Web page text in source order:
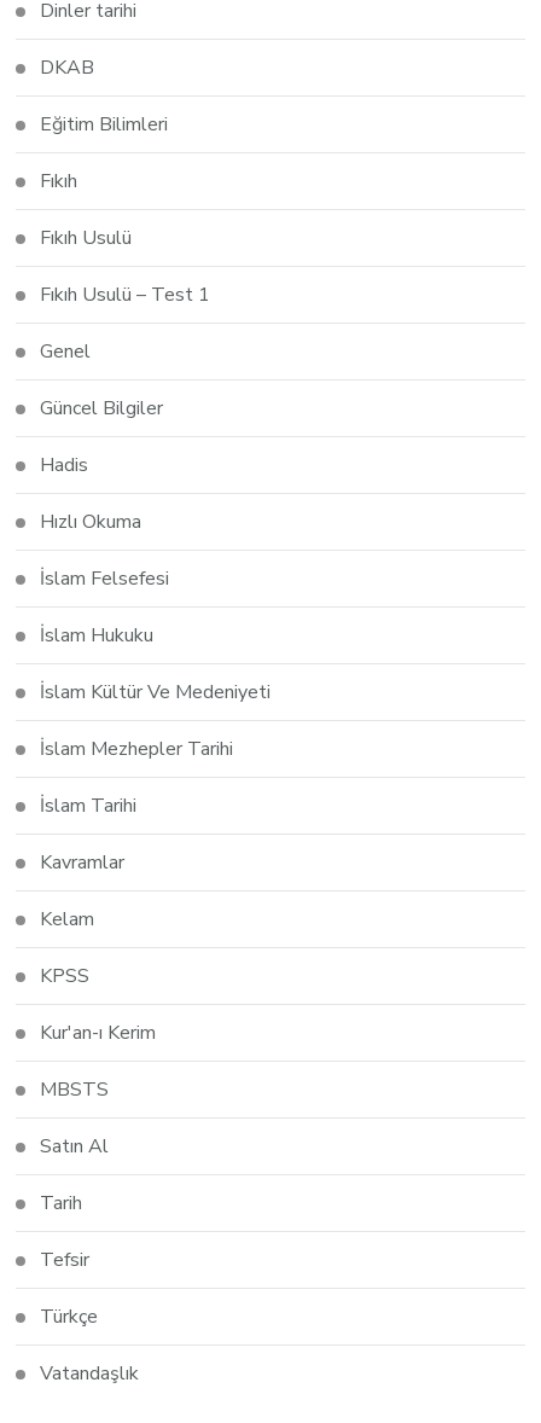
Dinler tarihi
DKAB
Eğitim Bilimleri
Fıkıh
Fıkıh Usulü
Fıkıh Usulü – Test 1
Genel
Güncel Bilgiler
Hadis
Hızlı Okuma
İslam Felsefesi
İslam Hukuku
İslam Kültür Ve Medeniyeti
İslam Mezhepler Tarihi
İslam Tarihi
Kavramlar
Kelam
KPSS
Kur'an-ı Kerim
MBSTS
Satın Al
Tarih
Tefsir
Türkçe
Vatandaşlık